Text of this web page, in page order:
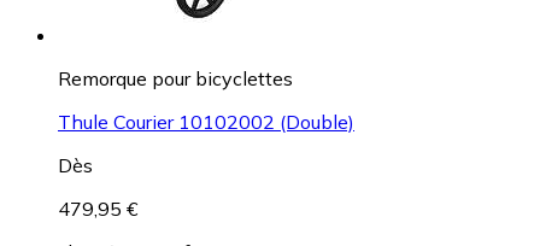
Remorque pour bicyclettes
Thule Courier 10102002 (Double)
Dès
479,95 €